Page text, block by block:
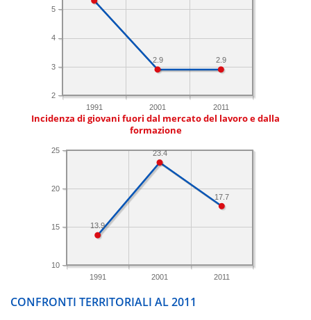
1991 2001 2011
2
3
4
5
2.9
2.9
Incidenza di giovani fuori dal mercato del lavoro e dalla
formazione
1991 2001 2011
10
15
20
25
17.7
23.4
13.9
CONFRONTI TERRITORIALI AL 2011